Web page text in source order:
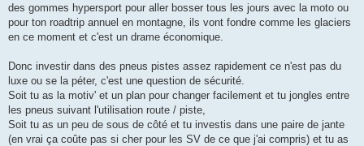
des gommes hypersport pour aller bosser tous les jours avec la moto ou
pour ton roadtrip annuel en montagne, ils vont fondre comme les glaciers
en ce moment et c'est un drame économique.
Donc investir dans des pneus pistes assez rapidement ce n'est pas du
luxe ou se la péter, c'est une question de sécurité.
Soit tu as la motiv' et un plan pour changer facilement et tu jongles entre
les pneus suivant l'utilisation route / piste,
Soit tu as un peu de sous de côté et tu investis dans une paire de jante
(en vrai ça coûte pas si cher pour les SV de ce que j'ai compris) et tu as